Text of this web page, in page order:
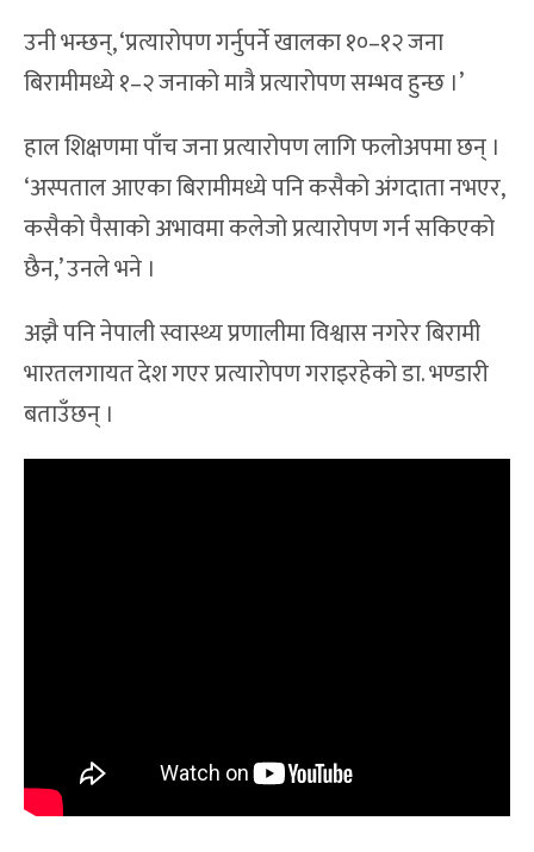
उनी भन्छन्, ‘प्रत्यारोपण गर्नुपर्ने खालका १०–१२ जना
बिरामीमध्ये १–२ जनाको मात्रै प्रत्यारोपण सम्भव हुन्छ ।’
हाल शिक्षणमा पाँच जना प्रत्यारोपण लागि फलोअपमा छन् ।
‘अस्पताल आएका बिरामीमध्ये पनि कसैको अंगदाता नभएर,
कसैको पैसाको अभावमा कलेजो प्रत्यारोपण गर्न सकिएको
छैन,’ उनले भने ।
अझै पनि नेपाली स्वास्थ्य प्रणालीमा विश्वास नगरेर बिरामी
भारतलगायत देश गएर प्रत्यारोपण गराइरहेको डा. भण्डारी
बताउँछन् ।